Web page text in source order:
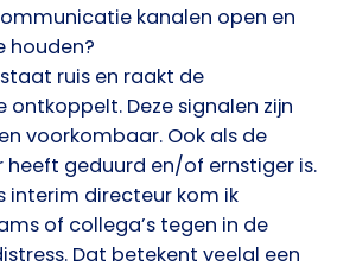
kanalen open en
houden?
ruis en raakt de
Deze signalen zijn
voorkombaar. Ook als de
heeft geduurd en/of ernstiger is.
interim directeur kom ik
of collega’s tegen in de
Dat betekent veelal een